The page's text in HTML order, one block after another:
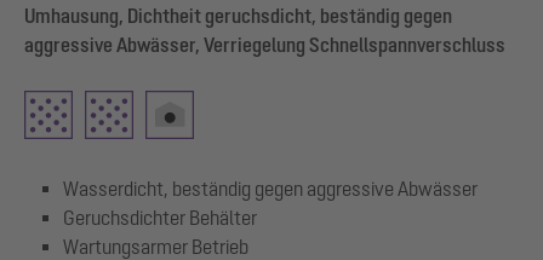
Umhausung, Dichtheit geruchsdicht, beständig gegen
aggressive Abwässer, Verriegelung Schnellspannverschluss
Wasserdicht, beständig gegen aggressive Abwässer
Geruchsdichter Behälter
Wartungsarmer Betrieb